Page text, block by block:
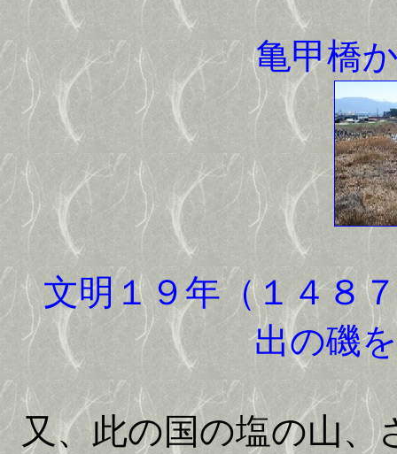
亀甲橋
文明１９年（１４８７
出の磯
又、此の国の塩の山